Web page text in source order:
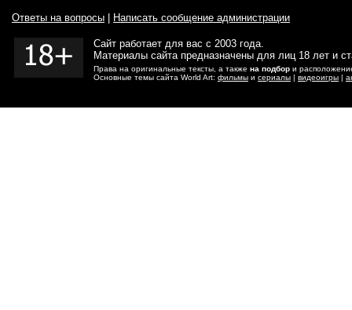
Ответы на вопросы Написать сообщение администрации
Сайт работает для вас с 2003 года.
Материалы сайта предназначены для лиц 18 лет и
Права на оригинальные тексты, а также на подбор и
Основные темы сайта World Art: фильмы и сериалы | видеоигры |